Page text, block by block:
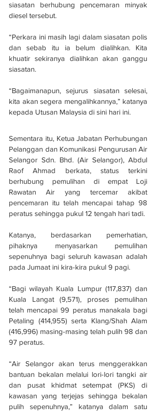
siasatan berhubung pencemaran minyak
diesel tersebut.
“Perkara ini masih lagi dalam siasatan polis
dan sebab itu ia belum dialihkan. Kita
khuatir sekiranya dialihkan akan ganggu
siasatan.
“Bagaimanapun, sejurus siasatan selesai,
kita akan segera mengalihkannya,” katanya
kepada Utusan Malaysia di sini hari ini.
Sementara itu, Ketua Jabatan Perhubungan
Pelanggan dan Komunikasi Pengurusan Air
Selangor Sdn. Bhd. (Air Selangor), Abdul
Raof Ahmad berkata, status terkini
berhubung pemulihan di empat Loji
Rawatan Air yang tercemar akibat
pencemaran itu telah mencapai tahap 98
peratus sehingga pukul 12 tengah hari tadi.
Katanya, berdasarkan pemerhatian,
pihaknya menyasarkan pemulihan
sepenuhnya bagi seluruh kawasan adalah
pada Jumaat ini kira-kira pukul 9 pagi.
“Bagi wilayah Kuala Lumpur (117,837) dan
Kuala Langat (9,571), proses pemulihan
telah mencapai 99 peratus manakala bagi
Petaling (414,955) serta Klang/Shah Alam
(416,996) masing-masing telah pulih 98 dan
97 peratus.
“Air Selangor akan terus menggerakkan
bantuan bekalan melalui lori-lori tangki air
dan pusat khidmat setempat (PKS) di
kawasan yang terjejas sehingga bekalan
pulih sepenuhnya,” katanya dalam satu